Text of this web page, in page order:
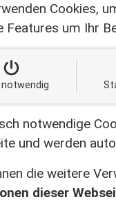
an:
ÜBERSICHT
Cookies,
Features um Ihr
notwendig
notwendige
und werden
die weitere
dieser